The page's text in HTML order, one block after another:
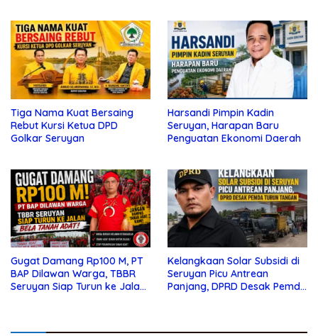
Tiga Nama Kuat Bersaing
Rebut Kursi Ketua DPD
Golkar Seruyan
Harsandi Pimpin Kadin
Seruyan, Harapan Baru
Penguatan Ekonomi Daerah
Gugat Damang Rp100 M, PT
BAP Dilawan Warga, TBBR
Seruyan Siap Turun ke Jalan
Kelangkaan Solar Subsidi di
Seruyan Picu Antrean
Panjang, DPRD Desak Pemda